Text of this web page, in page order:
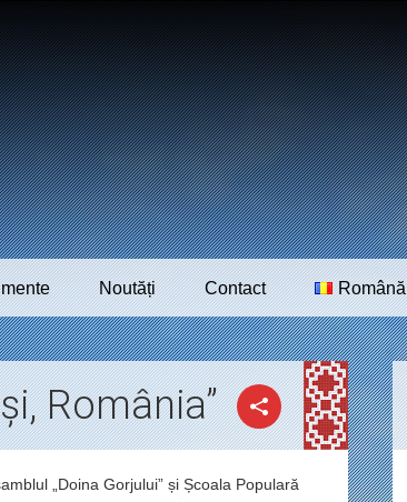
Noutăți Contact Română
România”
„Doina Gorjului” și Școala Populară